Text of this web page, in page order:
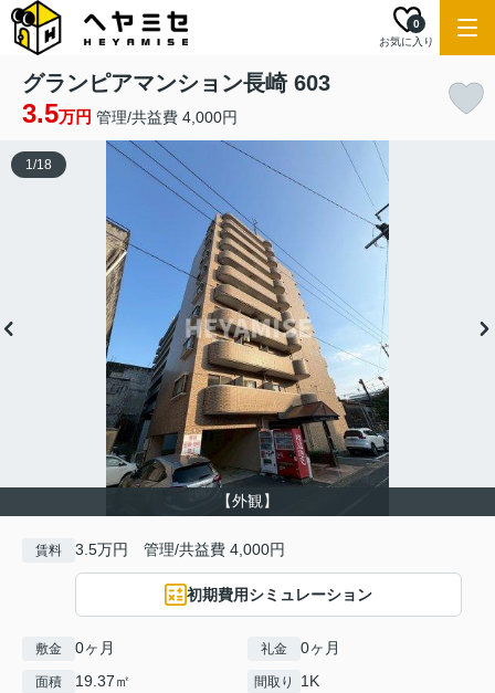
お気に入り
0
グランピアマンション長崎 603
3.5万円 管理/共益費 4,000円
【外観】
1/18
賃料 3.5万円 管理/共益費 4,000円
初期費用シミュレーション
敷金 0ヶ月 礼金 0ヶ月
面積 19.37㎡ 間取り 1K